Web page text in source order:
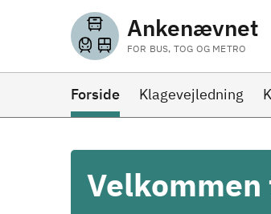
Ankenævnet
FOR BUS, TOG OG METRO
Forside Klagevejledning
Velkommen